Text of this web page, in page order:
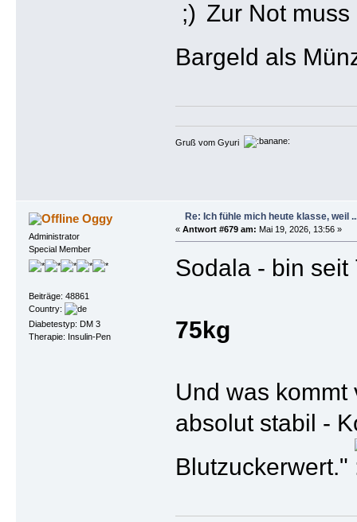
Zur Not
Bargeld als
Gruß vom Gyuri
Oggy
Administrator
Special Member
Beiträge: 48861
Country:
Diabetestyp: DM 3
Therapie: Insulin-Pen
Re: Ich fühle mich heute klasse, weil
« Antwort #679 am: Mai 19, 2026, 13:56 »
Sodala - bin seit
75kg
Und was
absolut stabil -
Blutzuckerwert."